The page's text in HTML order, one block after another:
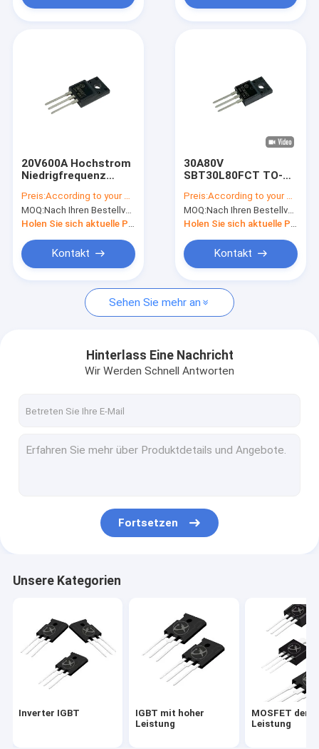
Videos
Qualitätskontrolle
Kontakt mit uns
Rechtssachen
Inverter IGBT
IGBT mit hoher Leistung
Hochspannungs-MOSFET
Niedriges VF Schottky
Halbleiter mit hoher Leistung
Siliziumkarbid-MOSFET
20V600A Hochstrom
Niedrigfrequenz
LED-Beleuchtung
SBM20V60FCT TO-
220F
Preis:According to your order requirement
MOQ:Nach Ihren Bestellvorgaben
Holen Sie sich aktuelle Preis
Kontakt
30A80V
SBT30L80FCT TO-
Niedrigfrequenz-
Schottky-Dioden für
Stromversorgungen
Preis:According to your order requirement
MOQ:Nach Ihren Bestellvorgaben
Holen Sie sich aktuelle Preis
Kontakt
Sehen Sie mehr an
Hinterlass Eine Nachricht
Wir Werden Schnell Antworten
Fortsetzen
Unsere Kategorien
Inverter IGBT
IGBT mit hoher
Leistung
MOSFET der
Leistung